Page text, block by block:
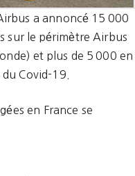
a annoncé 15 000
sur le périmètre Airbus
et plus de 5 000 en
Covid-19.
en France se